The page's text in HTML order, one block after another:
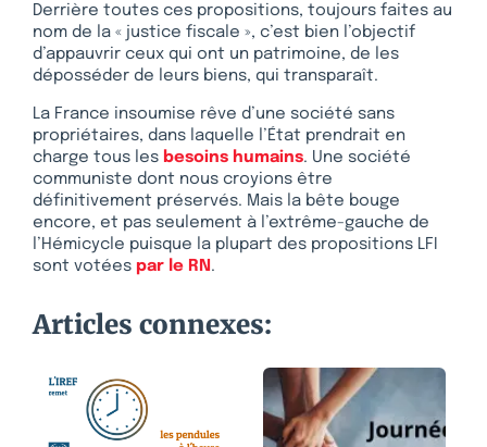
Derrière toutes ces propositions, toujours faites au
nom de la « justice fiscale », c’est bien l’objectif
d’appauvrir ceux qui ont un patrimoine, de les
déposséder de leurs biens, qui transparaît.
La France insoumise rêve d’une société sans
propriétaires, dans laquelle l’État prendrait en
charge tous les besoins humains. Une société
communiste dont nous croyions être
définitivement préservés. Mais la bête bouge
encore, et pas seulement à l’extrême-gauche de
l’Hémicycle puisque la plupart des propositions LFI
sont votées par le RN .
Articles connexes: